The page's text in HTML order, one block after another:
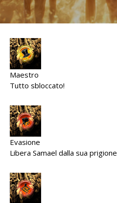
Maestro
Tutto sbloccato!
Evasione
Libera Samael dalla sua prigione